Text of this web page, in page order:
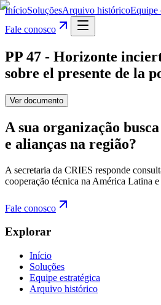
InícioSoluçõesArquivo históricoEquipe
Fale conosco
PP 47 - Horizonte
sobre el presente de la
Ver documento
A sua organização
e alianças na região?
A secretaria da CRIES responde
cooperação técnica na América Latina
Fale conosco
Explorar
Início
Soluções
Equipe estratégica
Arquivo histórico